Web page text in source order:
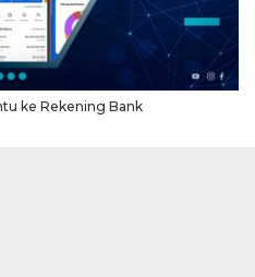
ke Rekening Bank